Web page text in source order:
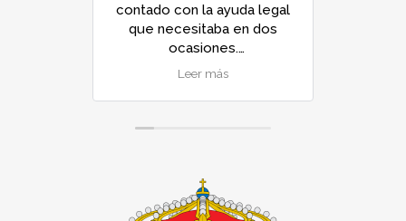
contado con la ayuda legal
que necesitaba en dos
ocasiones.
personalizada y rápida
(aunque luego la
resoluciones), con un
asesoramiento legal
Leer más